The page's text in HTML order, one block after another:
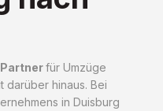
für Umzüge
darüber hinaus. Bei
in Duisburg